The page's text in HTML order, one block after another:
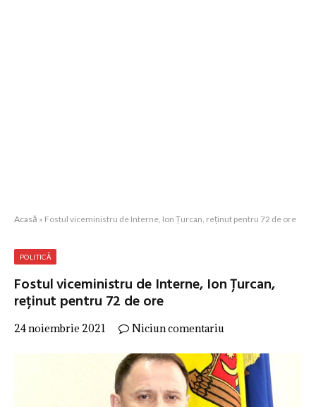
Acasă » Fostul viceministru de Interne, Ion Țurcan, reținut pentru 72 de ore
POLITICĂ
Fostul viceministru de Interne, Ion Țurcan,
reținut pentru 72 de ore
24 noiembrie 2021 Niciun comentariu